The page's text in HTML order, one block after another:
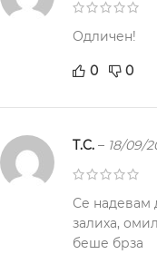
Одличен!
0 0
T.C. – 18/09/
Се надевам
залиха,
беше брза